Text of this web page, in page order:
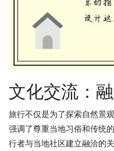
文化交流：
旅行不仅是为了探索自然景
强调了尊重当地习俗和传统
行者与当地社区建立融洽的